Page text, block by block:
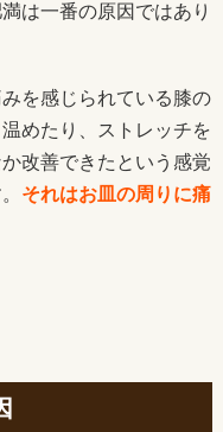
は一番の原因ではあり
を感じられている膝の
めたり、ストレッチを
改善できたという感覚
それはお皿の周りに痛